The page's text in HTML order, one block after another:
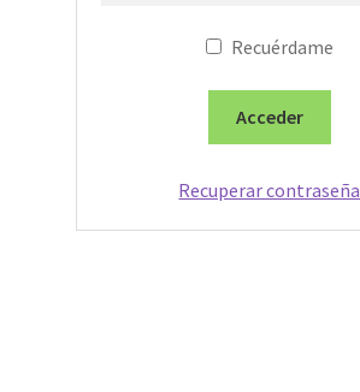
Recuérdame
Recuperar contraseña